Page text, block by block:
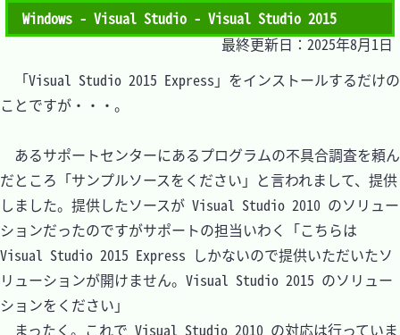
Windows - Visual Studio - Visual Studio 2015
最終更新日：2025年8月1日
「Visual Studio 2015 Express」をインストールするだけの
ことですが・・・。
あるサポートセンターにあるプログラムの不具合調査を頼ん
だところ「サンプルソースをください」と言われまして、提供
しました。提供したソースが Visual Studio 2010 のソリュー
ションだったのですがサポートの担当いわく「こちらは
Visual Studio 2015 Express しかないので提供いただいたソ
リューションが開けません。Visual Studio 2015 のソリュー
ションをください」
まったく。これで Visual Studio 2010 の対応は行っていま